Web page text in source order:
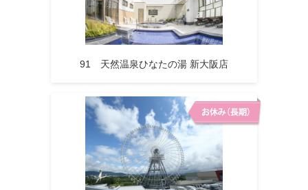
91 天然温泉ひなたの湯 新大阪店